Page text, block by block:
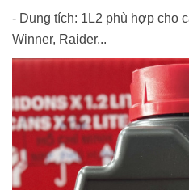
- Dung tích: 1L2 phù hợp cho
Winner, Raider...